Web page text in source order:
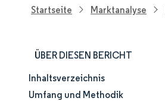
Startseite Marktanalyse
ÜBER DIESEN BERICHT
Marktgröße und -anteil
Inhaltsverzeichnis
Umfang und Methodik